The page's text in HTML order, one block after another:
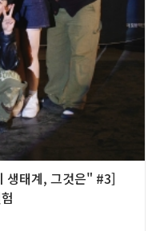
생태계, 그것은" #3]